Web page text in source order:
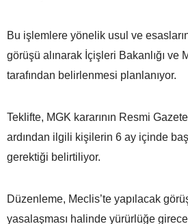
Bu işlemlere yönelik usul ve
görüşü alınarak İçişleri Bakanlığı ve
tarafından belirlenmesi planlanıyor.
Teklifte, MGK kararının Resmi
ardından ilgili kişilerin 6 ay içinde
gerektiği belirtiliyor.
Düzenleme, Meclis’te yapılacak
yasalaşması halinde yürürlüğe